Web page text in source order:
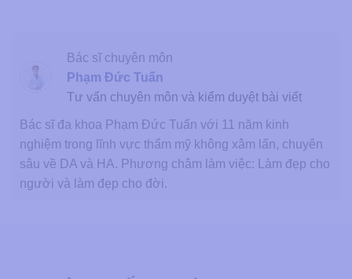
Bác sĩ chuyên môn
Phạm Đức Tuấn
Tư vấn chuyên môn và kiểm duyệt bài viết
Bác sĩ đa khoa Phạm Đức Tuấn với 11 năm kinh
nghiệm trong lĩnh vực thẩm mỹ không xâm lấn, chuyên
sâu về DA và HA. Phương châm làm việc: Làm đẹp cho
người và làm đẹp cho đời.